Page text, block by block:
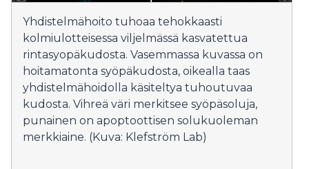
Yhdistelmähoito tuhoaa tehokkaasti
kolmiulotteisessa viljelmässä kasvatettua
rintasyopäkudosta. Vasemmassa kuvassa on
hoitamatonta syöpäkudosta, oikealla taas
yhdistelmähoidolla käsiteltya tuhoutuvaa
kudosta. Vihreä väri merkitsee syöpäsoluja,
punainen on apoptoottisen solukuoleman
merkkiaine. (Kuva: Klefström Lab)